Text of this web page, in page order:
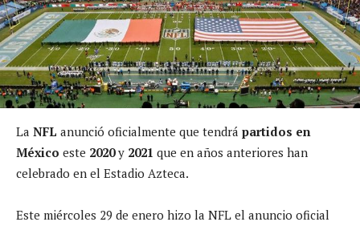
La NFL anunció oficialmente que tendrá partidos en
México este 2020y 2021 que en años anteriores han
celebrado en el Estadio Azteca.
Este miércoles 29 de enero hizo la NFL el anuncio oficial